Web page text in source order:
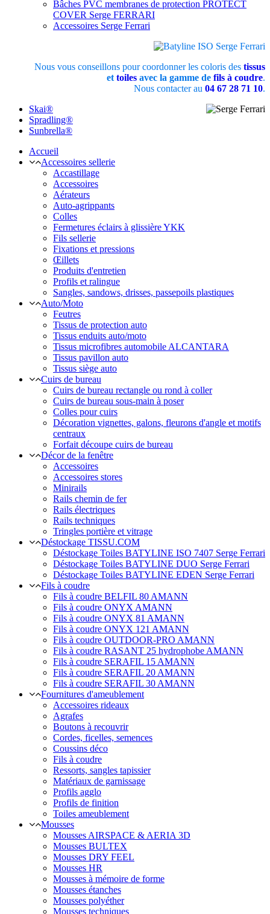
Bâches PVC membranes de protection PROTECT
COVER Serge FERRARI
Accessoires Serge Ferrari
Nous vous conseillons pour coordonner les coloris des tissus
et toiles avec la gamme de fils à coudre.
Nous contacter au 04 67 28 71 10.
Skai®
Spradling®
Sunbrella®
Accueil
Accessoires sellerie
Accastillage
Accessoires
Aérateurs
Auto-agrippants
Colles
Fermetures éclairs à glissière YKK
Fils sellerie
Fixations et pressions
Œillets
Produits d'entretien
Profils et ralingue
Sangles, sandows, drisses, passepoils plastiques
Auto/Moto
Feutres
Tissus de protection auto
Tissus enduits auto/moto
Tissus microfibres automobile ALCANTARA
Tissus pavillon auto
Tissus siège auto
Cuirs de bureau
Cuirs de bureau rectangle ou rond à coller
Cuirs de bureau sous-main à poser
Colles pour cuirs
Décoration vignettes, galons, fleurons d'angle et motifs
centraux
Forfait découpe cuirs de bureau
Décor de la fenêtre
Accessoires
Accessoires stores
Minirails
Rails chemin de fer
Rails électriques
Rails techniques
Tringles portière et vitrage
Déstockage TISSU.COM
Déstockage Toiles BATYLINE ISO 7407 Serge Ferrari
Déstockage Toiles BATYLINE DUO Serge Ferrari
Déstockage Toiles BATYLINE EDEN Serge Ferrari
Fils à coudre
Fils à coudre BELFIL 80 AMANN
Fils à coudre ONYX AMANN
Fils à coudre ONYX 81 AMANN
Fils à coudre ONYX 121 AMANN
Fils à coudre OUTDOOR-PRO AMANN
Fils à coudre RASANT 25 hydrophobe AMANN
Fils à coudre SERAFIL 15 AMANN
Fils à coudre SERAFIL 20 AMANN
Fils à coudre SERAFIL 30 AMANN
Fournitures d'ameublement
Accessoires rideaux
Agrafes
Boutons à recouvrir
Cordes, ficelles, semences
Coussins déco
Fils à coudre
Ressorts, sangles tapissier
Matériaux de garnissage
Profils agglo
Profils de finition
Toiles ameublement
Mousses
Mousses AIRSPACE & AERIA 3D
Mousses BULTEX
Mousses DRY FEEL
Mousses HR
Mousses à mémoire de forme
Mousses étanches
Mousses polyéther
Mousses techniques